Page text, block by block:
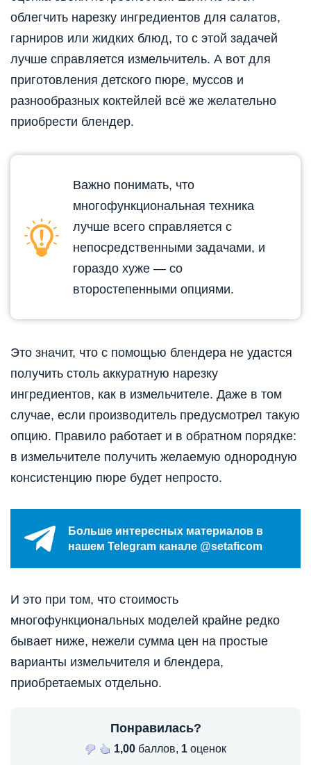
облегчить нарезку ингредиентов для салатов,
гарниров или жидких блюд, то с этой задачей
лучше справляется измельчитель. А вот для
приготовления детского пюре, муссов и
разнообразных коктейлей всё же желательно
приобрести блендер.
Важно понимать, что
многофункциональная техника
лучше всего справляется с
непосредственными задачами, и
гораздо хуже — со
второстепенными опциями.
Это значит, что с помощью блендера не удастся
получить столь аккуратную нарезку
ингредиентов, как в измельчителе. Даже в том
случае, если производитель предусмотрел такую
опцию. Правило работает и в обратном порядке:
в измельчителе получить желаемую однородную
консистенцию пюре будет непросто.
Больше интересных материалов в
нашем Telegram канале @setaficom
И это при том, что стоимость
многофункциональных моделей крайне редко
бывает ниже, нежели сумма цен на простые
варианты измельчителя и блендера,
приобретаемых отдельно.
Понравилась?
1,00 баллов, 1 оценок